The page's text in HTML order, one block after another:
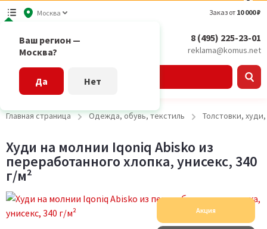
Москва
Ваш регион —
Москва?
Да Нет
Заказ от 10 000 ₽
8 (495) 225-23-01
reklama@komus.net
Главная страница Одежда, обувь, текстиль Толстовки,
Худи на молнии Iqoniq Abisko из
переработанного хлопка, унисекс, 340
г/м²
Акция